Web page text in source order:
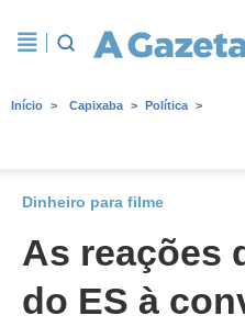
Início Capixaba Política
Dinheiro para filme
As reações
do ES à